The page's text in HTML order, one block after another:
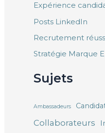
Expérience
Posts LinkedIn
Recrutement
Stratégie Marque
Sujets
Ambassadeurs
Collaborateurs